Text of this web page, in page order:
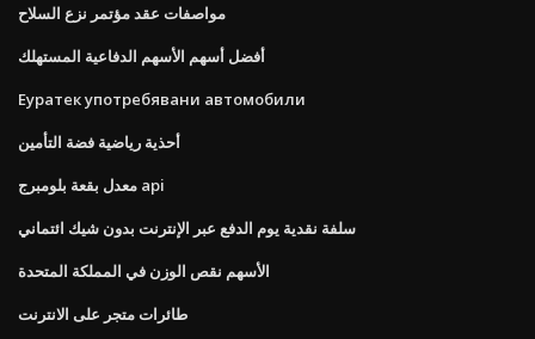
مواصفات عقد مؤتمر نزع السلاح
أفضل أسهم الأسهم الدفاعية المستهلك
Еуратек употребявани автомобили
أحذية رياضية فضة التأمين
معدل بقعة بلومبرج api
سلفة نقدية يوم الدفع عبر الإنترنت بدون شيك ائتماني
الأسهم نقص الوزن في المملكة المتحدة
طائرات متجر على الانترنت